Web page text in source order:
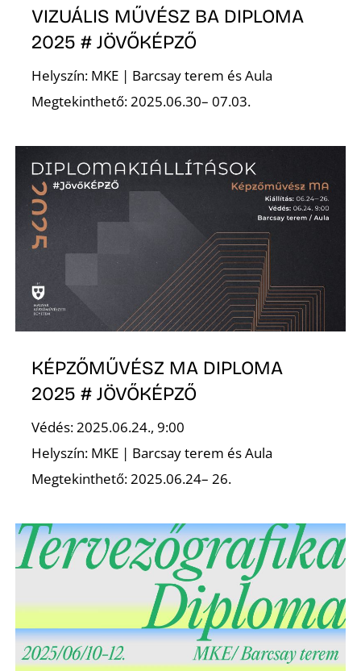
VIZUÁLIS MŰVÉSZ BA DIPLOMA
2025 # JÖVŐKÉPZŐ
Helyszín: MKE | Barcsay terem és Aula
Megtekinthető: 2025.06.30– 07.03.
KÉPZŐMŰVÉSZ MA DIPLOMA
2025 # JÖVŐKÉPZŐ
Védés: 2025.06.24., 9:00
Helyszín: MKE | Barcsay terem és Aula
Megtekinthető: 2025.06.24– 26.